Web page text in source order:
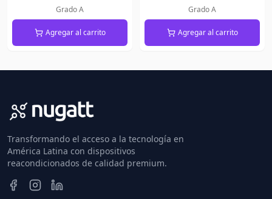
Grado A
Agregar al carrito
Grado A
Agregar al carrito
Transformando el acceso a la tecnología en
América Latina con dispositivos
reacondicionados de calidad premium.